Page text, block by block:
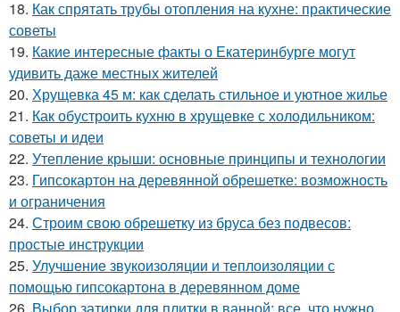
18. Как спрятать трубы отопления на кухне: практические
советы
19. Какие интересные факты о Екатеринбурге могут
удивить даже местных жителей
20. Хрущевка 45 м: как сделать стильное и уютное жилье
21. Как обустроить кухню в хрущевке с холодильником:
советы и идеи
22. Утепление крыши: основные принципы и технологии
23. Гипсокартон на деревянной обрешетке: возможность
и ограничения
24. Строим свою обрешетку из бруса без подвесов:
простые инструкции
25. Улучшение звукоизоляции и теплоизоляции с
помощью гипсокартона в деревянном доме